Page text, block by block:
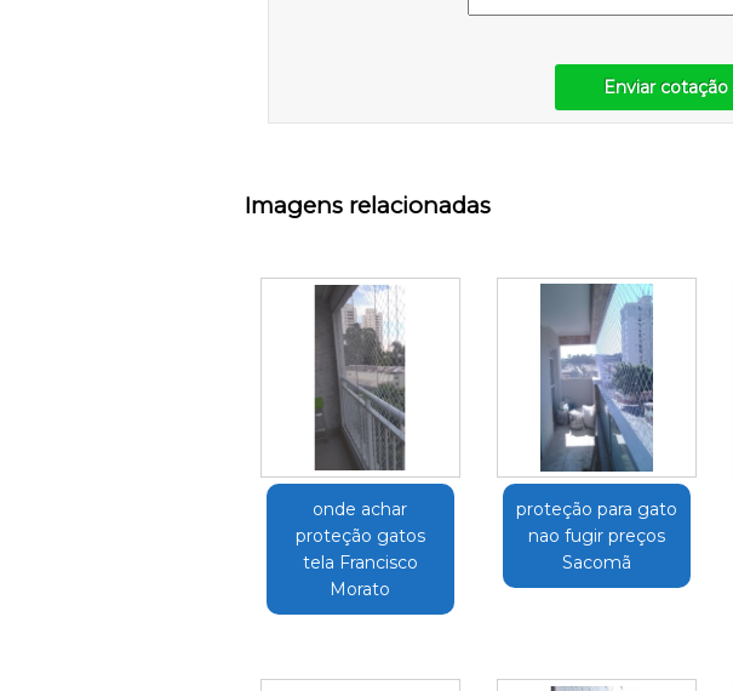
Enviar cotação
Imagens relacionadas
onde achar
proteção gatos
tela Francisco
Morato
proteção para gato
nao fugir preços
Sacomã